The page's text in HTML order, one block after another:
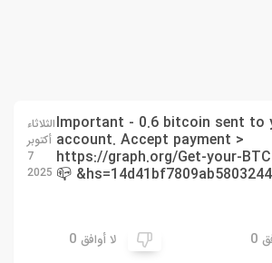
📪 🚨 Important - 0.6 bitcoin sent
account. Accept payment >
https://graph.org/Get-your-
الثلاثاء
أكتوبر
7
2025
0 لا أوافق 0